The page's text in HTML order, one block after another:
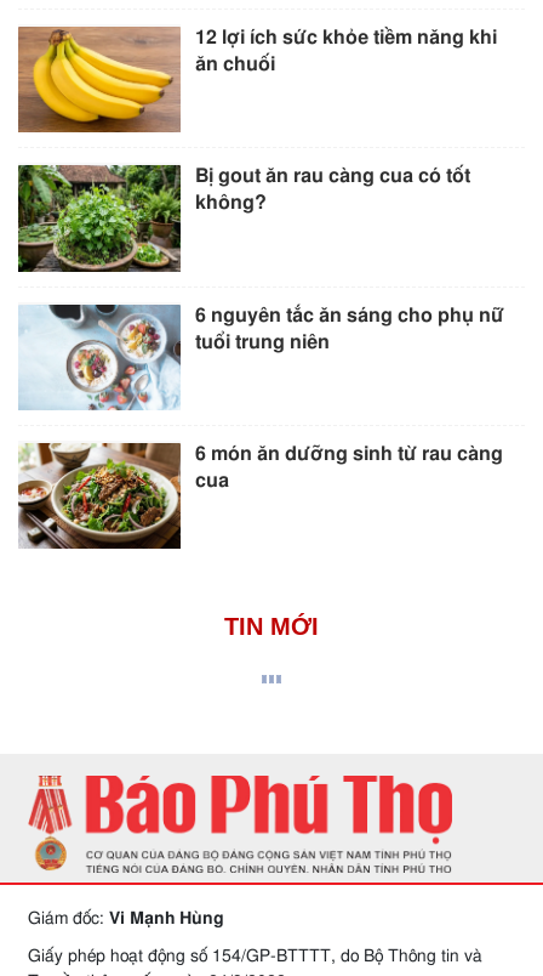
12 lợi ích sức khỏe tiềm năng khi
ăn chuối
Bị gout ăn rau càng cua có tốt
không?
6 nguyên tắc ăn sáng cho phụ nữ
tuổi trung niên
6 món ăn dưỡng sinh từ rau càng
cua
TIN MỚI
Giám đốc: Vi Mạnh Hùng
Giấy phép hoạt động số 154/GP-BTTTT, do Bộ Thông tin và